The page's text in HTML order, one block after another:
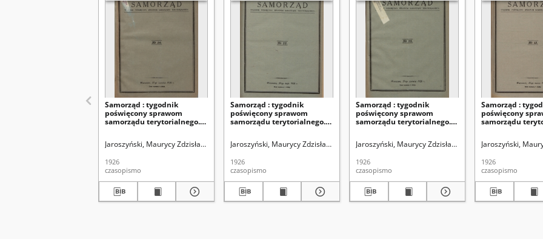
Samorząd : tygodnik
poświęcony sprawom
samorządu terytorialnego.
Jaroszyński, Maurycy Zdzisław. Redaktor Zrzeszenie Samorządów Powiatowych ("Związku Sejmików")
1926
czasopismo
Samorząd : tygodnik
poświęcony sprawom
samorządu terytorialnego.
Jaroszyński, Maurycy Zdzisław. Redaktor Zrzeszenie Samorządów Powiatowych ("Związku
1926
czasopismo
Samorząd : tygodnik
poświęcony sprawom
samorządu terytorialnego.
Jaroszyński, Maurycy Zdzisław. Redaktor Zrzeszenie
1926
czasopismo
Samorząd :
poświęcony
samorządu
Jaroszyński,
1926
czasopismo